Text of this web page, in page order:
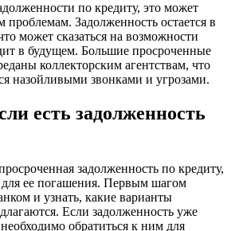
по кредиту, это может
проблемам. Задолженность остается в
может сказаться на возможности
в будущем. Большие просроченные
коллекторским агентствам, что
назойливыми звонками и угрозами.
есть задолженность
задолженность по кредиту,
ее погашения. Первым шагом
и узнать, какие варианты
Если задолженность уже
обратиться к ним для